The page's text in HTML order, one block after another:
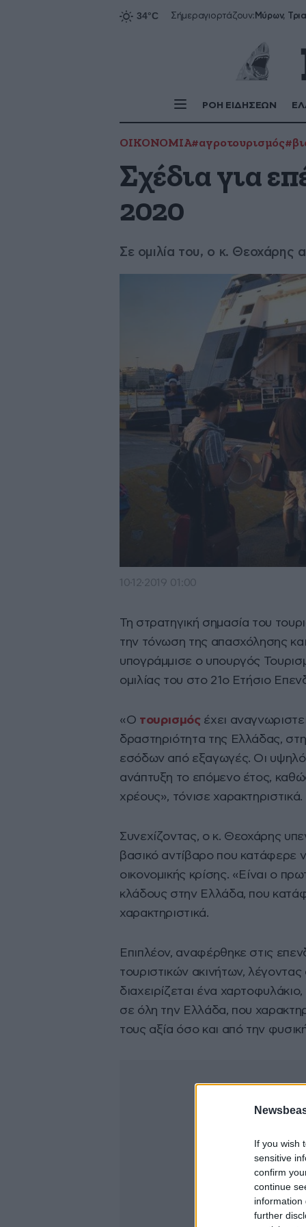
If you wish
sensitive
confirm
continue
information
further
Σήμεραγιορτάζουν:
ΡΟΗ ΕΙΔΗΣΕΩΝ
ΟΙΚΟΝΟΜΙΑ#αγροτουρισμός
Σχέδια για
2020
Σε ομιλία του, ο κ.
10·12·2019 01:00
Τη στρατηγική σημασία του
την τόνωση της απασχόλησης
υπογράμμισε ο υπουργός
ομιλίας του στο 21o Ετήσιο
«Ο τουρισμόςέχει
δραστηριότητα της Ελλάδας,
εσόδων από εξαγωγές. Οι
ανάπτυξη το επόμενο έτος,
χρέους», τόνισε χαρακτηριστικά.
Συνεχίζοντας, ο κ. Θεοχάρης
βασικό αντίβαρο που κατάφερε
οικονομικής κρίσης. «Είναι ο
κλάδους στην Ελλάδα, που
χαρακτηριστικά.
Επιπλέον, αναφέρθηκε στις
τουριστικών ακινήτων,
διαχειρίζεται ένα
σε όλη την Ελλάδα, που
τους αξία όσο και από την